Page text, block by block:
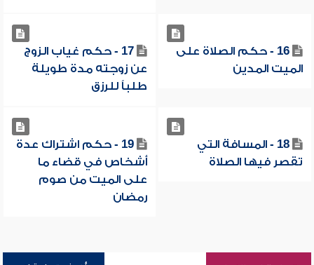
16 - حكم الصلاة على
الميت المدين
17 - حكم غياب الزوج
عن زوجته مدة طويلة
طلباً للرزق
18 - المسافة التي
تقصر فيها الصلاة
19 - حكم اشتراك عدة
أشخاص في قضاء ما
على الميت من صوم
رمضان